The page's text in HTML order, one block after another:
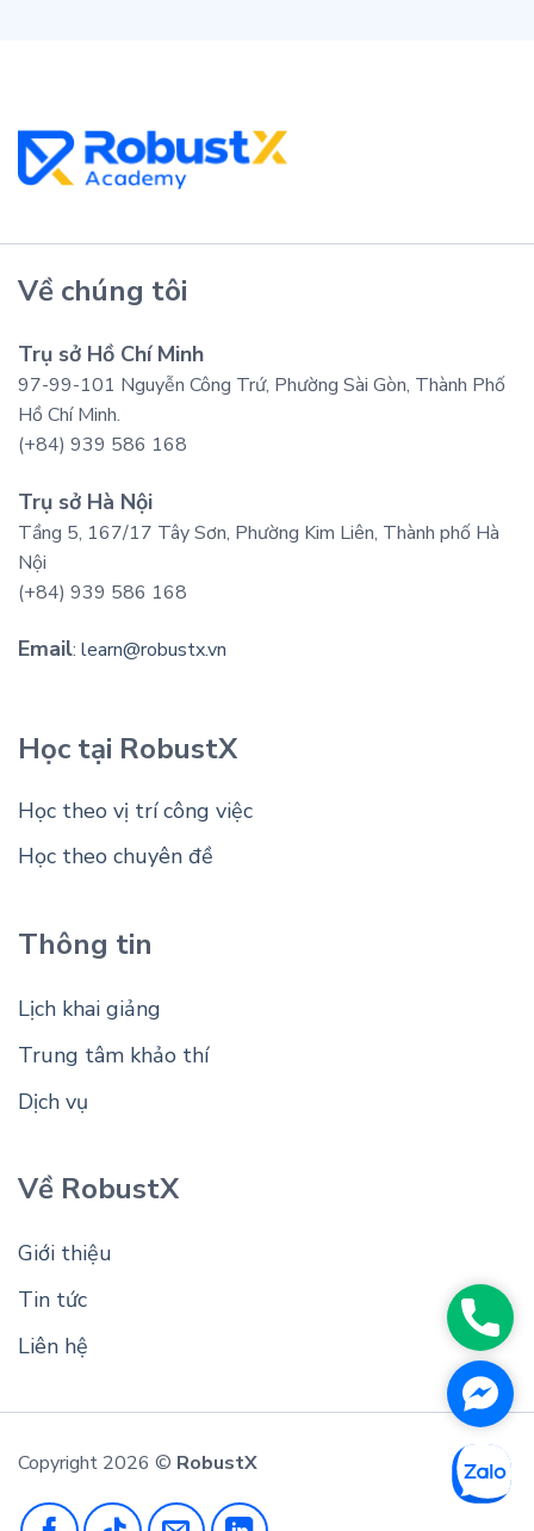
Về chúng tôi
Trụ sở Hồ Chí Minh
97-99-101 Nguyễn Công Trứ, Phường Sài Gòn, Thành Phố
Hồ Chí Minh.
(+84) 939 586 168
Trụ sở Hà Nội
Tầng 5, 167/17 Tây Sơn, Phường Kim Liên, Thành phố Hà
Nội
(+84) 939 586 168
Email: learn@robustx.vn
Học tại RobustX
Học theo vị trí công việc
Học theo chuyên đề
Thông tin
Lịch khai giảng
Trung tâm khảo thí
Dịch vụ
Về RobustX
Giới thiệu
Tin tức
Liên hệ
Copyright 2026 © RobustX
Phone